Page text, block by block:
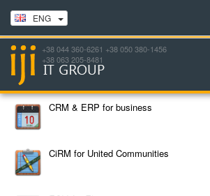
ENG
+38 044 360-6261 +38 050 380-1456
+38 063 205-8481
CRM & ERP for business
CiRM for United Communities